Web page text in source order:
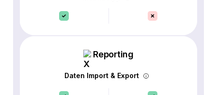
Reporting
Daten Import & Export